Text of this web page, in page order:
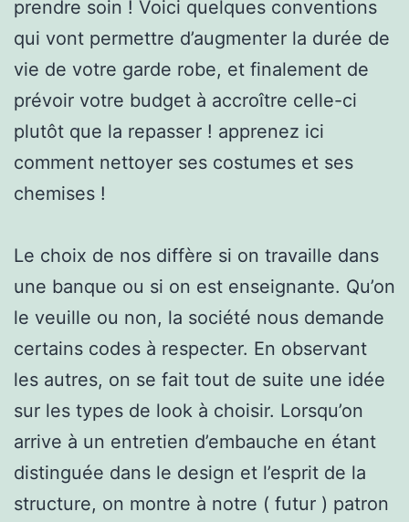
prendre soin ! Voici quelques conventions
qui vont permettre d’augmenter la durée de
vie de votre garde robe, et finalement de
prévoir votre budget à accroître celle-ci
plutôt que la repasser ! apprenez ici
comment nettoyer ses costumes et ses
chemises !
Le choix de nos diffère si on travaille dans
une banque ou si on est enseignante. Qu’on
le veuille ou non, la société nous demande
certains codes à respecter. En observant
les autres, on se fait tout de suite une idée
sur les types de look à choisir. Lorsqu’on
arrive à un entretien d’embauche en étant
distinguée dans le design et l’esprit de la
structure, on montre à notre ( futur ) patron